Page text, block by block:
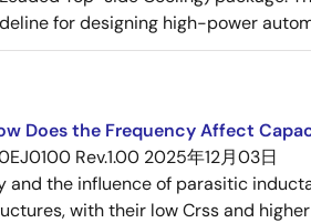
for designing high-power
Does the Frequency Affect
Rev.1.00 2025年12月03日
and the influence of parasitic
with their low Crss and